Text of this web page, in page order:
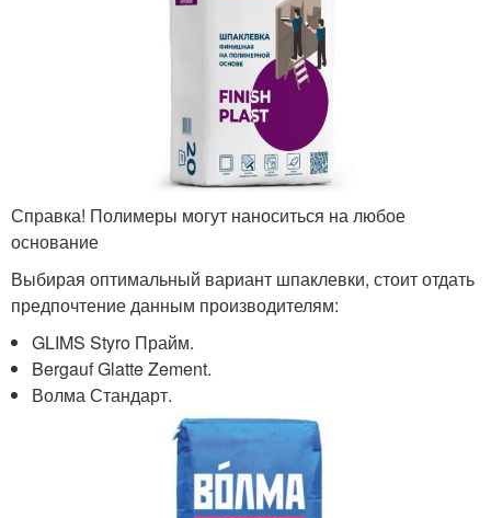
Справка! Полимеры могут наноситься на любое
основание
Выбирая оптимальный вариант шпаклевки, стоит отдать
предпочтение данным производителям:
GLIMS Styro Прайм.
Bergauf Glatte Zement.
Волма Стандарт.